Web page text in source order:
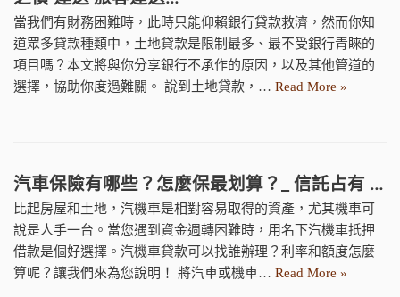
當我們有財務困難時，此時只能仰賴銀行貸款救濟，然而你知
道眾多貸款種類中，土地貸款是限制最多、最不受銀行青睞的
項目嗎？本文將與你分享銀行不承作的原因，以及其他管道的
選擇，協助你度過難關。 說到土地貸款，… Read More »
汽車保險有哪些？怎麼保最划算？_ 信託占有 …
比起房屋和土地，汽機車是相對容易取得的資產，尤其機車可
說是人手一台。當您遇到資金週轉困難時，用名下汽機車抵押
借款是個好選擇。汽機車貸款可以找誰辦理？利率和額度怎麼
算呢？讓我們來為您說明！ 將汽車或機車… Read More »